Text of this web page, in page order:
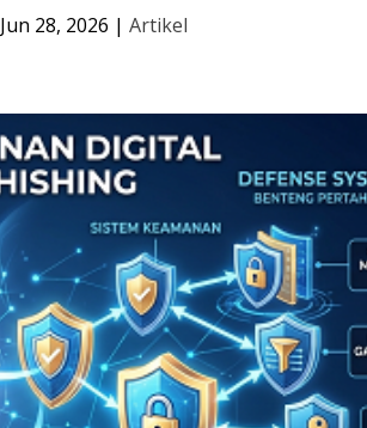
Jun 28, 2026 | Artikel